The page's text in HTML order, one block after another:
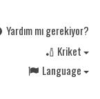
Yardım mı gerekiyor?
🏏 Kriket
Language